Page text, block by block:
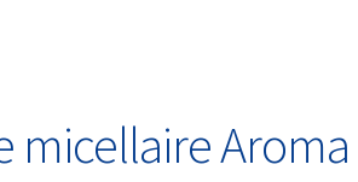
micellaire Aroma